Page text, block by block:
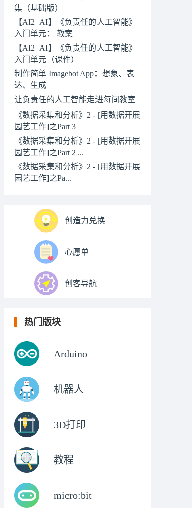
集（基础版）
【AI2+AI】《负责任的人工智能》
入门单元： 教案
【AI2+AI】《负责任的人工智能》
入门单元（课件）
制作简单 Imagebot App：想象、表
达、生成
让负责任的人工智能走进每间教室
《数据采集和分析》2 - [用数据开展
园艺工作]之Part 3
《数据采集和分析》2 - [用数据开展
园艺工作]之Part 2 ...
《数据采集和分析》2 - [用数据开展
园艺工作]之Pa...
创造力兑换
心愿单
创客导航
热门版块
Arduino
机器人
3D打印
教程
micro:bit